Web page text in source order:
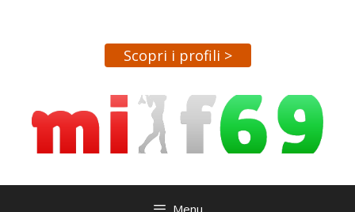
Scopri i profili >
Menu